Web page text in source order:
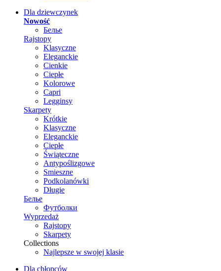
Dla dziewczynek
Nowość
Белье
Rajstopy
Klasyczne
Eleganckie
Cienkie
Ciepłe
Kolorowe
Capri
Legginsy
Skarpety
Krótkie
Klasyczne
Eleganckie
Ciepłe
Świąteczne
Antypoślizgowe
Smieszne
Podkolanówki
Długie
Белье
Футболки
Wyprzedaż
Rajstopy
Skarpety
Collections
Najlepsze w swojej klasie
Dla chłopców